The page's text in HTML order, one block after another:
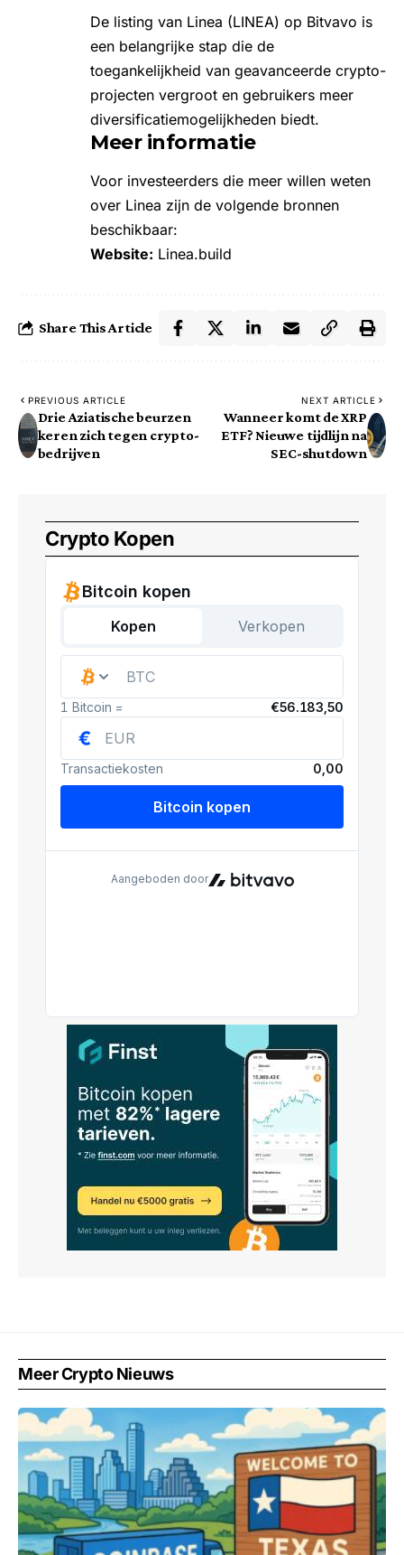
De listing van Linea (LINEA) op Bitvavo is
een belangrijke stap die de
toegankelijkheid van geavanceerde crypto-
projecten vergroot en gebruikers meer
diversificatiemogelijkheden biedt.
Meer informatie
Voor investeerders die meer willen weten
over Linea zijn de volgende bronnen
beschikbaar:
Website: Linea.build
Share This Article
PREVIOUS ARTICLE
Drie Aziatische beurzen
keren zich tegen crypto-
bedrijven
NEXT ARTICLE
Wanneer komt de XRP
ETF? Nieuwe tijdlijn na
SEC-shutdown
Crypto Kopen
Meer Crypto Nieuws